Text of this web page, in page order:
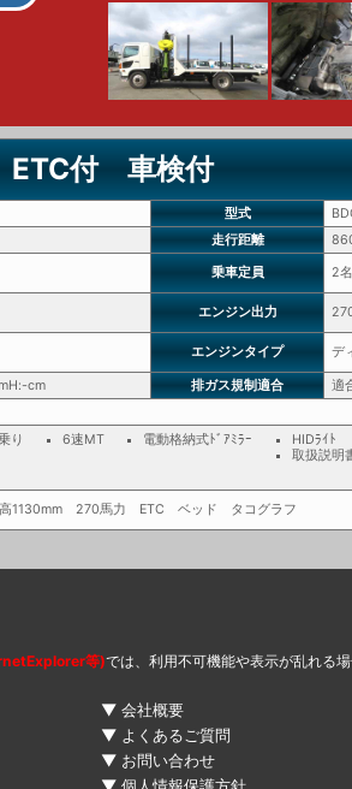
ETC付 車検付
型式
走行距離
乗車定員 2名
エンジン出力
エンジンタイプ デ
cm 排ガス規制適合
適
り 6速MT 電動格納式ﾄﾞｱﾐﾗｰ HIDﾗｲﾄ
取扱説明
高1130mm 270馬力 ETC ベッド タコグラフ
等)では、利用不可機能や表示が乱れる場
会社概要
よくあるご質問
お問い合わせ